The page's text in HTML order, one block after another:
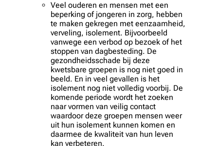
Veel ouderen en mensen met een
beperking of jongeren in zorg, hebben
te maken gekregen met eenzaamheid,
verveling, isolement. Bijvoorbeeld
vanwege een verbod op bezoek of het
stoppen van dagbesteding. De
gezondheidsschade bij deze
kwetsbare groepen is nog niet goed in
beeld. En in veel gevallen is het
isolement nog niet volledig voorbij. De
komende periode wordt het zoeken
naar vormen van veilig contact
waardoor deze groepen mensen weer
uit hun isolement kunnen komen en
daarmee de kwaliteit van hun leven
kan verbeteren.